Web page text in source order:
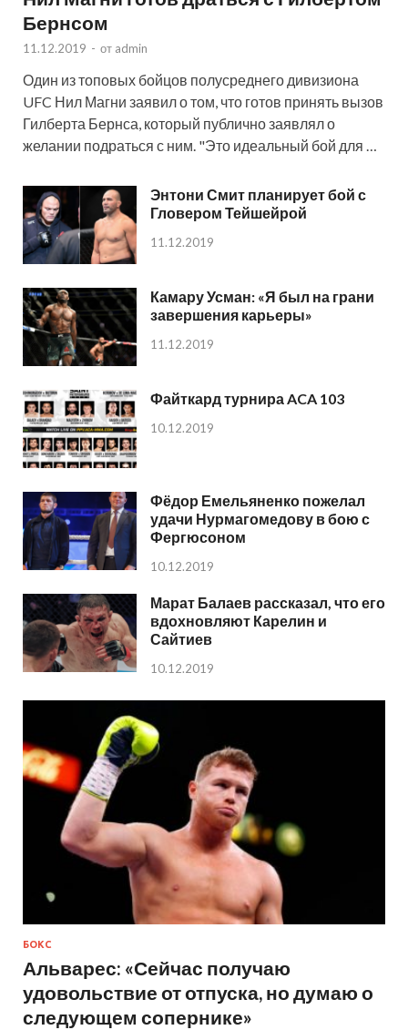
Бернсом
11.12.2019 - от admin
Один из топовых бойцов полусреднего дивизиона
UFC Нил Магни заявил о том, что готов принять вызов
Гилберта Бернса, который публично заявлял о
желании подраться с ним. "Это идеальный бой для …
Энтони Смит планирует бой с
Гловером Тейшейрой
11.12.2019
Камару Усман: «Я был на грани
завершения карьеры»
11.12.2019
Файткард турнира ACA 103
10.12.2019
Фёдор Емельяненко пожелал
удачи Нурмагомедову в бою с
Фергюсоном
10.12.2019
Марат Балаев рассказал, что его
вдохновляют Карелин и
Сайтиев
10.12.2019
БОКС
Альварес: «Сейчас получаю
удовольствие от отпуска, но думаю о
следующем сопернике»